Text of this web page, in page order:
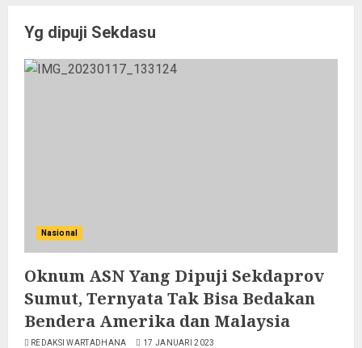
Yg dipuji Sekdasu
Nasional
Oknum ASN Yang Dipuji Sekdaprov
Sumut, Ternyata Tak Bisa Bedakan
Bendera Amerika dan Malaysia
REDAKSI WARTADHANA 17 JANUARI 2023